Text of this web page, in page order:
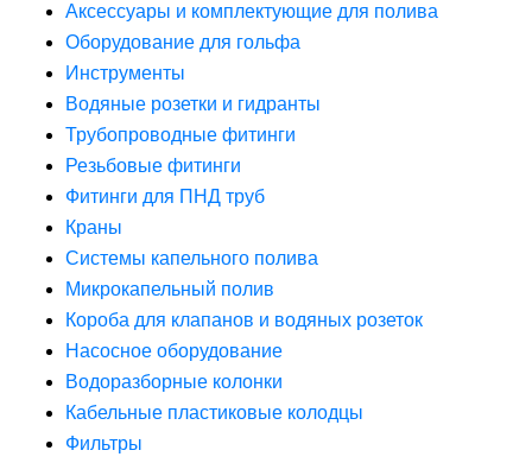
Аксессуары и комплектующие для полива
Оборудование для гольфа
Инструменты
Водяные розетки и гидранты
Трубопроводные фитинги
Резьбовые фитинги
Фитинги для ПНД труб
Краны
Системы капельного полива
Микрокапельный полив
Короба для клапанов и водяных розеток
Насосное оборудование
Водоразборные колонки
Кабельные пластиковые колодцы
Фильтры